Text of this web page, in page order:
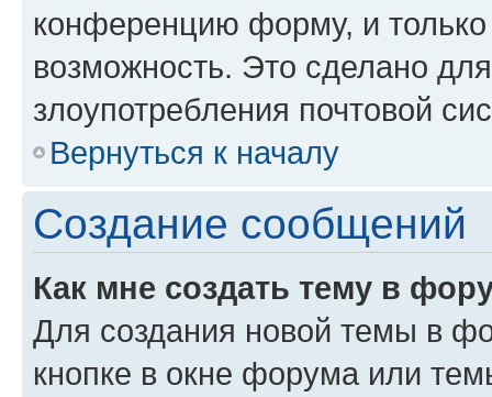
конференцию форму, и
возможность. Это сделано
злоупотребления почтовой
Вернуться к началу
Создание сообщений
Как мне создать тему в
Для создания новой темы в
кнопке в окне форума или